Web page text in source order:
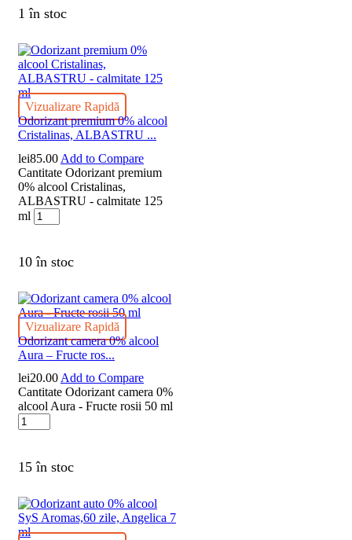
1 în stoc
Vizualizare Rapidă
Odorizant premium 0% alcool
Cristalinas, ALBASTRU ...
lei85.00 Add to Compare
Cantitate Odorizant premium
0% alcool Cristalinas,
ALBASTRU - calmitate 125
ml
10 în stoc
Vizualizare Rapidă
Odorizant camera 0% alcool
Aura – Fructe ros...
lei20.00 Add to Compare
Cantitate Odorizant camera 0%
alcool Aura - Fructe rosii 50 ml
15 în stoc